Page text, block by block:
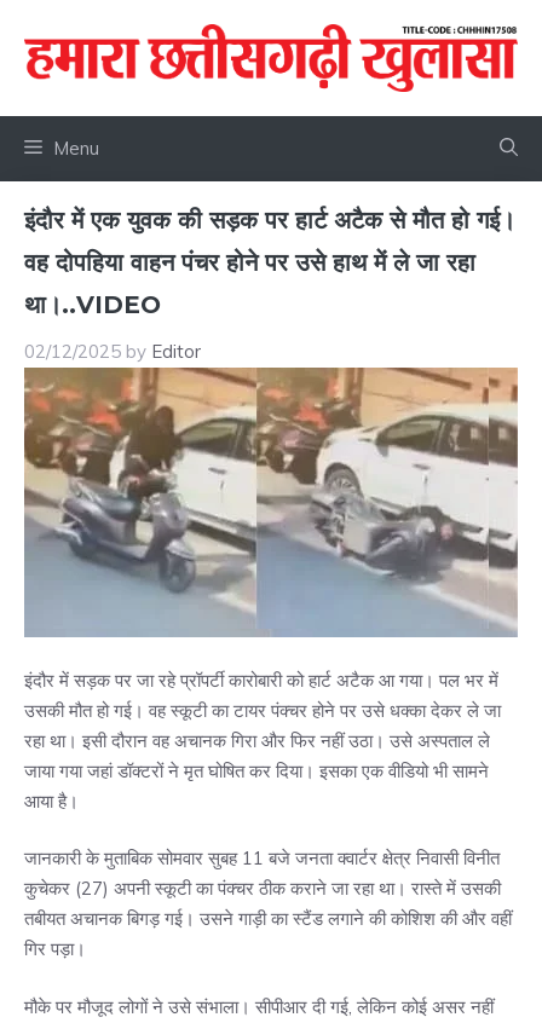
content
Menu
इंदौर में एक युवक की सड़क पर हार्ट अटैक से मौत हो गई।
वह दोपहिया वाहन पंचर होने पर उसे हाथ में ले जा रहा
था।..VIDEO
02/12/2025 by Editor
इंदौर में सड़क पर जा रहे प्रॉपर्टी कारोबारी को हार्ट अटैक आ गया। पल भर में
उसकी मौत हो गई। वह स्कूटी का टायर पंक्चर होने पर उसे धक्का देकर ले जा
रहा था। इसी दौरान वह अचानक गिरा और फिर नहीं उठा। उसे अस्पताल ले
जाया गया जहां डॉक्टरों ने मृत घोषित कर दिया। इसका एक वीडियो भी सामने
आया है।
जानकारी के मुताबिक सोमवार सुबह 11 बजे जनता क्वार्टर क्षेत्र निवासी विनीत
कुचेकर (27) अपनी स्कूटी का पंक्चर ठीक कराने जा रहा था। रास्ते में उसकी
तबीयत अचानक बिगड़ गई। उसने गाड़ी का स्टैंड लगाने की कोशिश की और वहीं
गिर पड़ा।
मौके पर मौजूद लोगों ने उसे संभाला। सीपीआर दी गई, लेकिन कोई असर नहीं